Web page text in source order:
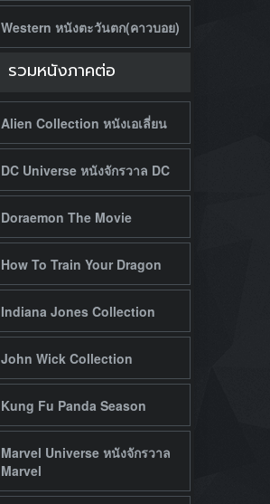
Western หนังตะวันตก(คาวบอย)
รวมหนังภาคต่อ
Alien Collection หนังเอเลี่ยน
DC Universe หนังจักรวาล DC
Doraemon The Movie
How To Train Your Dragon
Indiana Jones Collection
John Wick Collection
Kung Fu Panda Season
Marvel Universe หนังจักรวาล
Marvel